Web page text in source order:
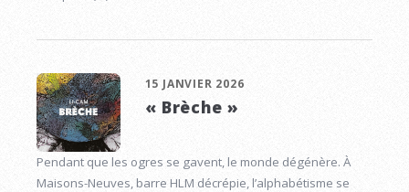
15 JANVIER 2026
« Brèche »
Pendant que les ogres se gavent, le monde dégénère. À
Maisons-Neuves, barre HLM décrépie, l’alphabétisme se